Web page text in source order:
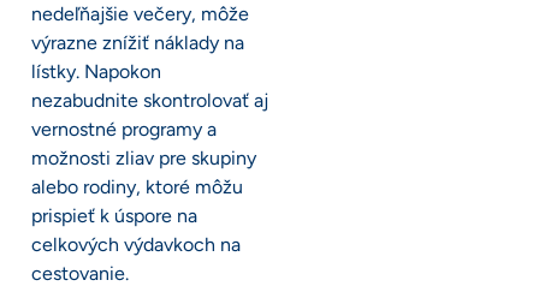
nedeľňajšie večery, môže
výrazne znížiť náklady na
lístky. Napokon
nezabudnite skontrolovať aj
vernostné programy a
možnosti zliav pre skupiny
alebo rodiny, ktoré môžu
prispieť k úspore na
celkových výdavkoch na
cestovanie.